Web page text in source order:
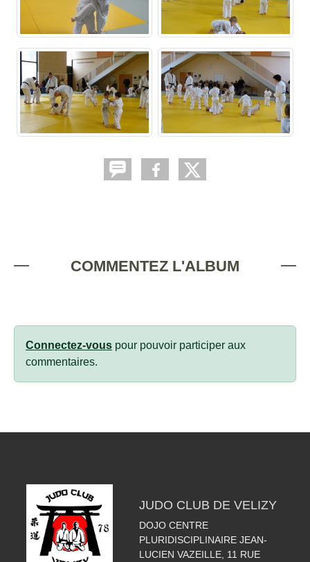
COMMENTEZ L'ALBUM
Connectez-vous pour pouvoir participer aux
commentaires.
JUDO CLUB DE VELIZY
DOJO CENTRE
PLURIDISCIPLINAIRE JEAN-
LUCIEN VAZEILLE, 11 RUE